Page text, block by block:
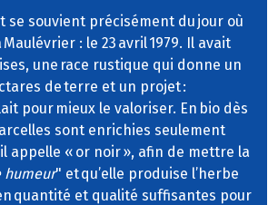
se souvient précisément du jour où
Maulévrier : le 23 avril 1979. Il avait
une race rustique qui donne un
de terre et un projet :
pour mieux le valoriser. En bio dès
sont enrichies seulement
appelle « or noir », afin de mettre la
humeur" et qu’elle produise l’herbe
quantité et qualité suffisantes pour